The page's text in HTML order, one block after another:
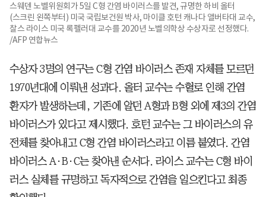
스웨덴 노벨위원회가 5일 C형 간염 바이러스를 발견, 규명한 하비 올터
(스크린 왼쪽부터) 미국 국립보건원 박사, 마이클 호턴 캐나다 앨버타대 교수,
찰스 라이스 미국 록펠러대 교수를 2020년 노벨의학상 수상자로 선정했다.
/AFP 연합뉴스
수상자 3명의 연구는 C형 간염 바이러스 존재 자체를 모르던
1970년대에 이뤄낸 성과다. 올터 교수는 수혈로 인해 간염
환자가 발생하는데, 기존에 알던 A형과 B형 외에 제3의 간염
바이러스가 있다고 제시했다. 호턴 교수는 그 바이러스의 유
전체를 찾아내고 C형 간염 바이러스라고 이름 붙였다. 간염
바이러스 A·B·C는 찾아낸 순서다. 라이스 교수는 C형 바이
러스 실체를 규명하고 독자적으로 간염을 일으킨다고 최종